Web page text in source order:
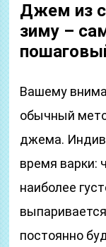
Джем из
зиму –
Вашему
обычный
джема.
время варки:
наиболее
постоянно